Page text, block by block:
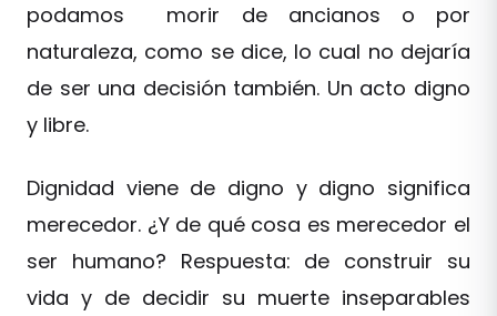
podamos morir de ancianos o por
naturaleza, como se dice, lo cual no dejaría
de ser una decisión también. Un acto digno
y libre.
Dignidad viene de digno y digno significa
merecedor. ¿Y de qué cosa es merecedor el
ser humano? Respuesta: de construir su
vida y de decidir su muerte inseparables